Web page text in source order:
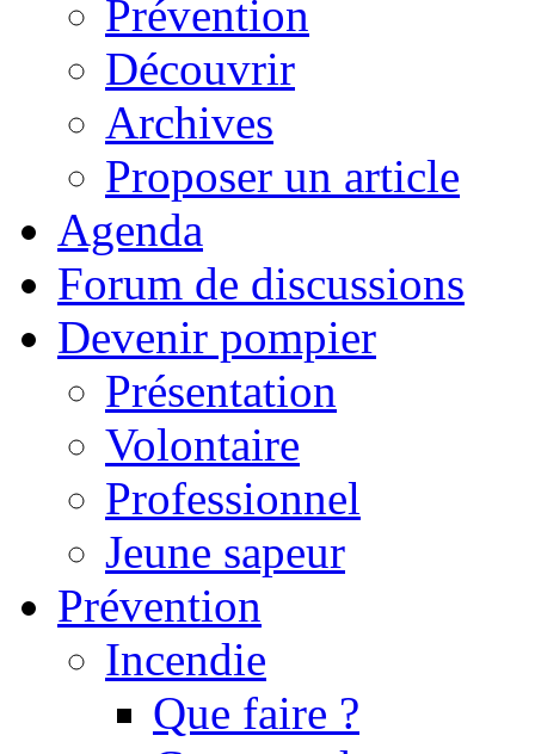
Prévention
Découvrir
Archives
Proposer un article
Agenda
Forum de discussions
Devenir pompier
Présentation
Volontaire
Professionnel
Jeune sapeur
Prévention
Incendie
Que faire ?